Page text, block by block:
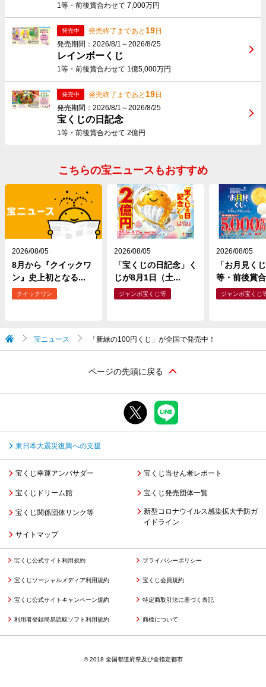
1等・前後賞合わせて 7,000万円
発売中 発売終了まであと19日
発売期間：2026/8/1～2026/8/25
レインボーくじ
1等・前後賞合わせて 1億5,000万円
発売中 発売終了まであと19日
発売期間：2026/8/1～2026/8/25
宝くじの日記念
1等・前後賞合わせて 2億円
こちらの宝ニュースもおすすめ
2026/08/05
8月から『クイックワ
ン』史上初となる...
クイックワン
2026/08/05
「宝くじの日記念」く
じが8月1日（土...
ジャンボ宝くじ等
2026/08/05
「お月見く
等・前後賞
ジャンボ宝くじ
宝ニュース 「新緑の100円くじ」が全国で発売中！
ページの先頭に戻る
東日本大震災復興への支援
宝くじ幸運アンバサダー 宝くじ当せん者レポート
宝くじドリーム館 宝くじ発売団体一覧
宝くじ関係団体リンク等
新型コロナウイルス感染拡大予防ガ
イドライン
サイトマップ
宝くじ公式サイト利用規約 プライバシーポリシー
宝くじソーシャルメディア利用規約 宝くじ会員規約
宝くじ公式サイトキャンペーン規約 特定商取引法に基づく表記
利用者登録簡易読取ソフト利用規約 商標について
© 2018 全国都道府県及び全指定都市